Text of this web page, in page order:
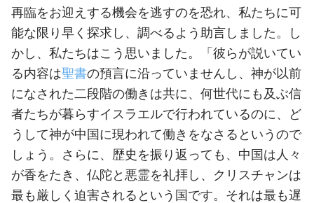
再臨をお迎えする機会を逃すのを恐れ、私たちに可
能な限り早く探求し、調べるよう助言しました。し
かし、私たちはこう思いました。「彼らが説いてい
る内容は聖書の預言に沿っていませんし、神が以前
になされた二段階の働きは共に、何世代にも及ぶ信
者たちが暮らすイスラエルで行われているのに、ど
うして神が中国に現われて働きをなさるというので
しょう。さらに、歴史を振り返っても、中国は人々
が香をたき、仏陀と悪霊を礼拝し、クリスチャンは
最も厳しく迫害されるという国です。それは最も遅